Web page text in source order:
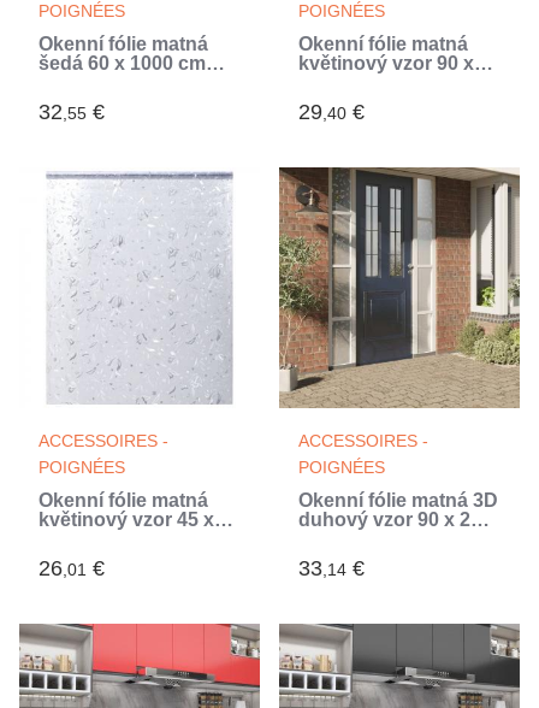
POIGNÉES
Okenní fólie matná
šedá 60 x 1000 cm
32,55 €
POIGNÉES
Okenní fólie matná
květinový vzor 90 x
29,40 €
ACCESSOIRES -
POIGNÉES
Okenní fólie matná
květinový vzor 45 x
26,01 €
ACCESSOIRES -
POIGNÉES
Okenní fólie matná 3D
duhový vzor 90 x 2
33,14 €